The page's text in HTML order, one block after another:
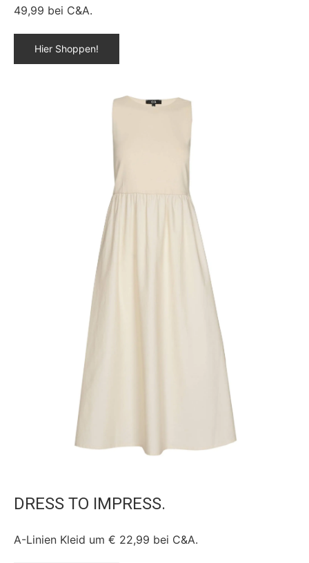
49,99 bei C&A.
Hier Shoppen!
DRESS TO IMPRESS.
A-Linien Kleid um € 22,99 bei C&A.